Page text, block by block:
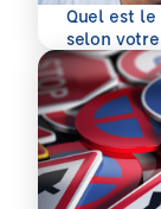
Quel est le
selon
En savoir plus